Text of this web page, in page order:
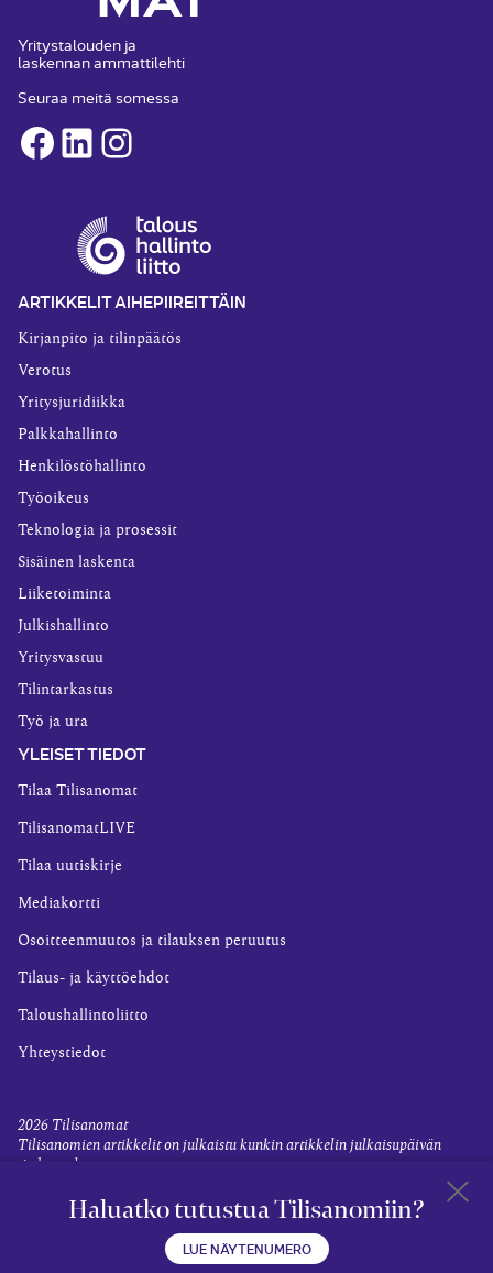
Yritystalouden ja
laskennan ammattilehti
Seuraa meitä somessa
Facebook
LinkedInInstagram
ARTIKKELIT AIHEPIIREITTÄIN
Kirjanpito ja tilinpäätös
Verotus
Yritysjuridiikka
Palkkahallinto
Henkilöstöhallinto
Työoikeus
Teknologia ja prosessit
Sisäinen laskenta
Liiketoiminta
Julkishallinto
Yritysvastuu
Tilintarkastus
Työ ja ura
YLEISET TIEDOT
Tilaa Tilisanomat
TilisanomatLIVE
Tilaa uutiskirje
Mediakortti
Osoitteenmuutos ja tilauksen peruutus
Tilaus- ja käyttöehdot
Taloushallintoliitto
Yhteystiedot
2026 Tilisanomat
Tilisanomien artikkelit on julkaistu kunkin artikkelin julkaisupäivän
tiedon valossa.
EvästevalinnatHaluatko tutustua Tilisanomiin?
LUE NÄYTENUMERO